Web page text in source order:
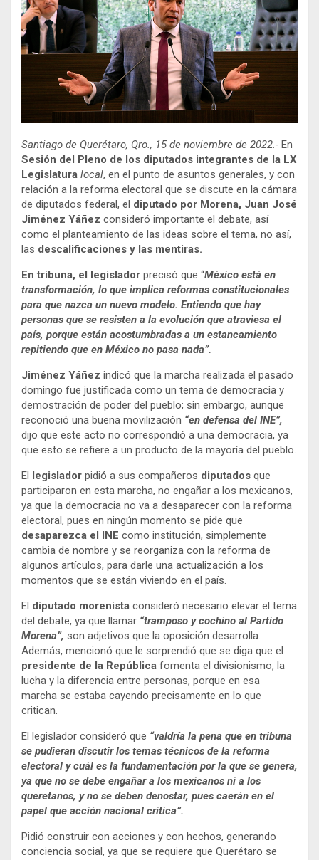
Santiago de Querétaro, Qro., 15 de noviembre de 2022.- En
Sesión del Pleno de los diputados integrantes de la LX
Legislatura local, en el punto de asuntos generales, y con
relación a la reforma electoral que se discute en la cámara
de diputados federal, el diputado por Morena, Juan José
Jiménez Yáñez consideró importante el debate, así
como el planteamiento de las ideas sobre el tema, no así,
las descalificaciones y las mentiras.
En tribuna, el legislador precisó que “México está en
transformación, lo que implica reformas constitucionales
para que nazca un nuevo modelo. Entiendo que hay
personas que se resisten a la evolución que atraviesa el
país, porque están acostumbradas a un estancamiento
repitiendo que en México no pasa nada”.
Jiménez Yáñez indicó que la marcha realizada el pasado
domingo fue justificada como un tema de democracia y
demostración de poder del pueblo; sin embargo, aunque
reconoció una buena movilización “en defensa del INE”,
dijo que este acto no correspondió a una democracia, ya
que esto se refiere a un producto de la mayoría del pueblo.
El legislador pidió a sus compañeros diputados que
participaron en esta marcha, no engañar a los mexicanos,
ya que la democracia no va a desaparecer con la reforma
electoral, pues en ningún momento se pide que
desaparezca el INE como institución, simplemente
cambia de nombre y se reorganiza con la reforma de
algunos artículos, para darle una actualización a los
momentos que se están viviendo en el país.
El diputado morenista consideró necesario elevar el tema
del debate, ya que llamar “tramposo y cochino al Partido
Morena”, son adjetivos que la oposición desarrolla.
Además, mencionó que le sorprendió que se diga que el
presidente de la República fomenta el divisionismo, la
lucha y la diferencia entre personas, porque en esa
marcha se estaba cayendo precisamente en lo que
critican.
El legislador consideró que “valdría la pena que en tribuna
se pudieran discutir los temas técnicos de la reforma
electoral y cuál es la fundamentación por la que se genera,
ya que no se debe engañar a los mexicanos ni a los
queretanos, y no se deben denostar, pues caerán en el
papel que acción nacional critica”.
Pidió construir con acciones y con hechos, generando
conciencia social, ya que se requiere que Querétaro se